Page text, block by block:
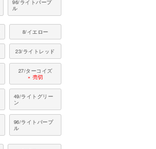
96/ライトパープ
ル
8/イエロー
23/ライトレッド
27/ターコイズ
× 売切
49/ライトグリー
ン
96/ライトパープ
ル